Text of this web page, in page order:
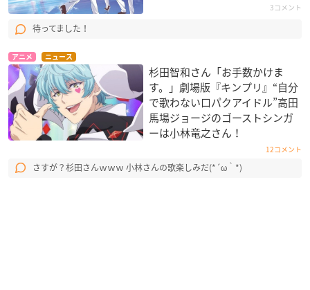
3コメント
待ってました！
アニメ ニュース
杉田智和さん「お手数かけま
す。」劇場版『キンプリ』“自分
で歌わない口パクアイドル”高田
馬場ジョージのゴーストシンガ
ーは小林竜之さん！
12コメント
さすが？杉田さんｗｗｗ 小林さんの歌楽しみだ(*´ω｀*)